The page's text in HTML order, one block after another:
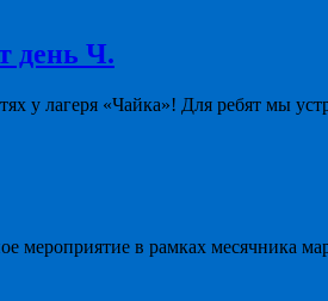
день Ч.
у лагеря «Чайка»! Для ребят мы
мероприятие в рамках месячника